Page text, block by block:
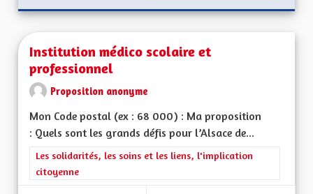
Institution médico scolaire et
professionnel
Proposition anonyme
Mon Code postal (ex : 68 000) : Ma proposition
: Quels sont les grands défis pour l’Alsace de...
Filtrer les résultats de la catégorie : Les solidarités, les soins
Les solidarités, les soins et les liens, l'implication
citoyenne